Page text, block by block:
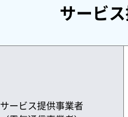
サービ
サービス提供事業者